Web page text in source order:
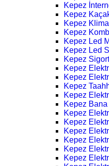
Kepez
Kepez
Kepez Klima
Kepez
Kepez Led
Kepez Led
Kepez
Kepez
Kepez
Kepez
Kepez
Kepez Bana
Kepez
Kepez
Kepez
Kepez
Kepez
Kepez